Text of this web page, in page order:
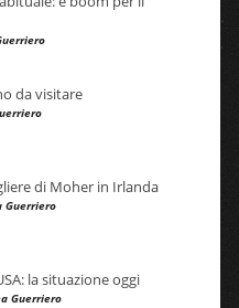
da visitare
di Moher in Irlanda
Guerriero
la situazione oggi
Guerriero